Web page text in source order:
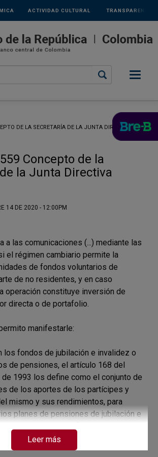
ACTIVIDAD CULTURAL TRANSPARENCIA
DE LA SECRETARÍA DE LA JUNTA DIRECTIVA
Concepto de la
la Junta Directiva
14 DE 2020 - 12:00PM
a las comunicaciones (...) mediante las
el régimen cambiario permite la
de fondos voluntarios de
de no residentes, y en caso
operación constituye inversión de
directa o de portafolio.
manifestarle:
los fondos de jubilación e invalidez o
de pensiones, el artículo 168 del
1993 los define como el conjunto de
de los aportes de los partícipes y
mismo y sus rendimientos, para
planes de pensiones de jubilación e
la autorización prevista en el literal
artículo 29, en el numeral 1 del artículo
Leer más